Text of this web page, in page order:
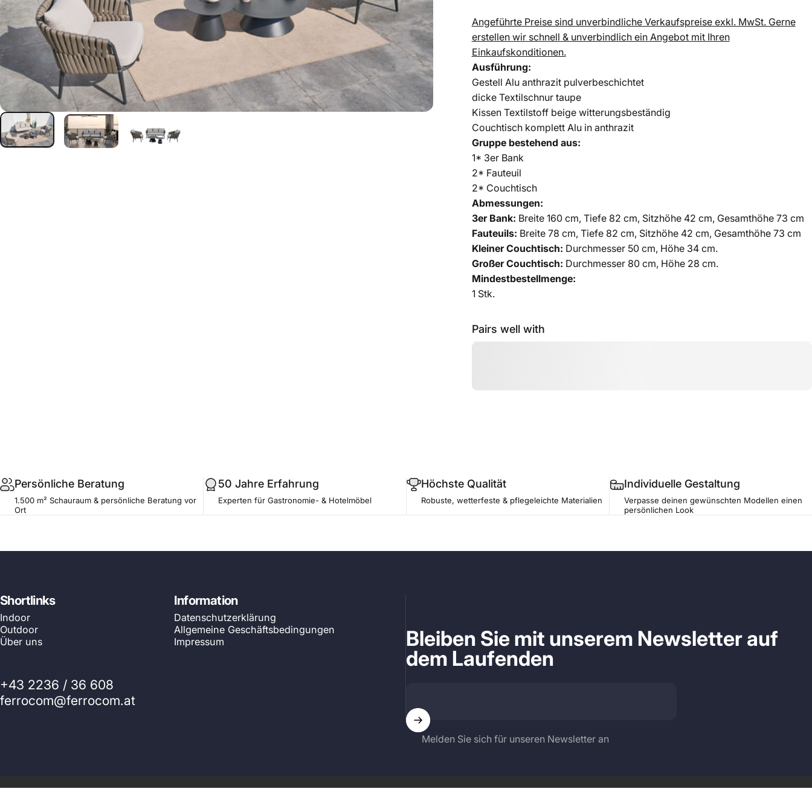
Angeführte Preise sind unverbindliche Verkaufspreise exkl. MwSt. Gerne
erstellen wir schnell & unverbindlich ein Angebot mit Ihren
Einkaufskonditionen.
Ausführung:
Gestell Alu anthrazit pulverbeschichtet
dicke Textilschnur taupe
Kissen Textilstoff beige witterungsbeständig
Couchtisch komplett Alu in anthrazit
Gruppe bestehend aus:
1* 3er Bank
2* Fauteuil
2* Couchtisch
Abmessungen:
3er Bank: Breite 160 cm, Tiefe 82 cm, Sitzhöhe 42 cm, Gesamthöhe 73 cm
Fauteuils: Breite 78 cm, Tiefe 82 cm, Sitzhöhe 42 cm, Gesamthöhe 73 cm
Kleiner Couchtisch: Durchmesser 50 cm, Höhe 34 cm.
Großer Couchtisch: Durchmesser 80 cm, Höhe 28 cm.
Mindestbestellmenge:
1 Stk.
Pairs well with
Persönliche Beratung
1.500 m² Schauraum & persönliche Beratung vor
Ort
50 Jahre Erfahrung
Experten für Gastronomie- & Hotelmöbel
Höchste Qualität
Robuste, wetterfeste & pflegeleichte Materialien
Individuelle Gestaltung
Verpasse deinen gewünschten Modellen einen
persönlichen Look
Shortlinks
Indoor
Outdoor
Über uns
Information
Datenschutzerklärung
Allgemeine Geschäftsbedingungen
Impressum
+43 2236 / 36 608
ferrocom@ferrocom.at
Bleiben Sie mit unserem Newsletter auf
dem Laufenden
Melden Sie sich für unseren Newsletter an